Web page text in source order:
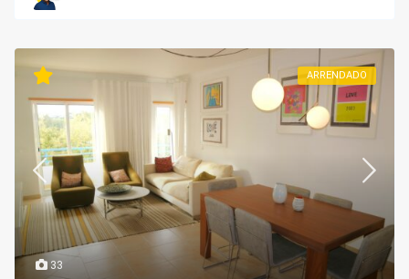
33
ARRENDADO